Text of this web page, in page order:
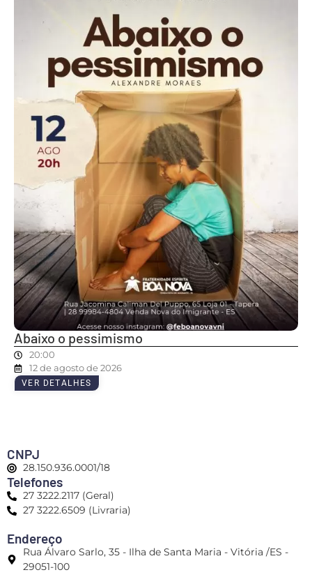
Abaixo o pessimismo
20:00
12 de agosto de 2026
VER DETALHES
CNPJ
28.150.936.0001/18
Telefones
27 3222.2117 (Geral)
27 3222.6509 (Livraria)
Endereço
Rua Álvaro Sarlo, 35 - Ilha de Santa Maria - Vitória /ES -
29051-100